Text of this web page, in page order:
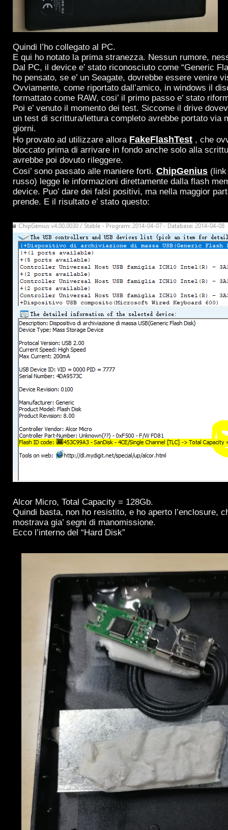
Quindi l’ho collegato al PC.
E qui ho notato la prima stranezza. Nessun rumore,
Dal PC, il device e’ stato riconosciuto come “Generic
ho pensato, se e’ un Seagate, dovrebbe essere venire
Ovviamente, come riportato dall’amico, in windows il
formattato come RAW, cosi’ il primo passo e’ stato
Poi e’ venuto il momento dei test. Siccome il drive
un test di scrittura/lettura completo avrebbe portato via
giorni.
Ho provato ad utilizzare allora FakeFlashTest , che
bloccato prima di arrivare in fondo anche solo alla
avrebbe poi dovuto rileggere.
Cosi’ sono passato alle maniere forti. ChipGenius
russo) legge le informazioni direttamente dalla flash
device. Puo’ dare dei falsi positivi, ma nella maggior
prende. E il risultato e’ stato questo:
Alcor Micro, Total Capacity = 128Gb.
Quindi basta, non ho resistito, e ho aperto l’enclosure,
mostrava gia’ segni di manomissione.
Ecco l’interno del “Hard Disk”